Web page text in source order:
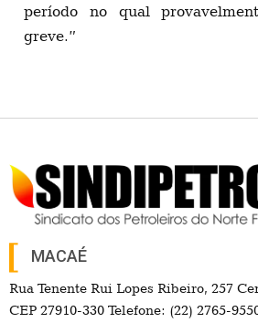
período no qual
greve.”
MACAÉ
Rua Tenente Rui Lopes Ribeiro, 257
CEP 27910-330 Telefone: (22) 2765-